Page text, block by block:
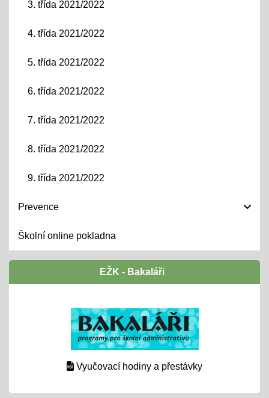
3. třída 2021/2022
4. třída 2021/2022
5. třída 2021/2022
6. třída 2021/2022
7. třída 2021/2022
8. třída 2021/2022
9. třída 2021/2022
Prevence
Školní online pokladna
EŽK - Bakaláři
Vyučovací hodiny a přestávky